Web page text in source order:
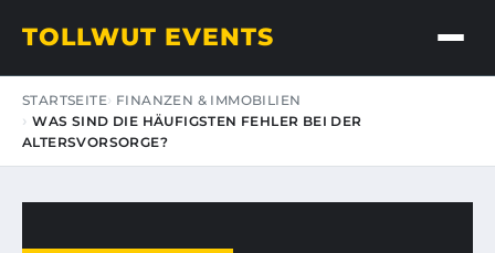
TOLLWUT EVENTS
STARTSEITE FINANZEN & IMMOBILIEN
WAS SIND DIE HÄUFIGSTEN FEHLER BEI DER
ALTERSVORSORGE?